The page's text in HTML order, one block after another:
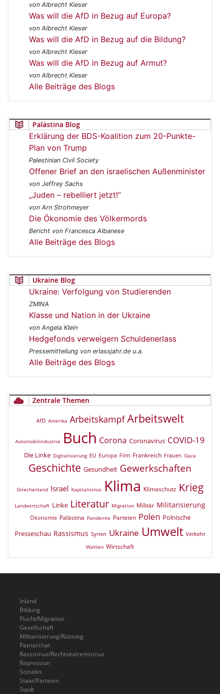
von Albrecht Kieser
Was will die AfD in Bezug auf Europa?
von Albrecht Kieser
Was will die AfD in Bezug auf die Bildung?
von Albrecht Kieser
Was will die AfD in Bezug auf Armut?
von Albrecht Kieser
Alle Beiträge des Blogs
Palästina Blog
Erklärung der BDS-Koalition zum 20-Punkte-
Plan von Trump
Palestinian Civil Society
Offener Brief an den israelischen Außenminister
von Jeffrey Sachs
„Juden – rebelliert jetzt!“
von Arn Strohmeyer
Die Ökonomie des Völkermords
Bericht von Francesca Albanese
Alle Beiträge des Blogs
Ukraine Blog
Ukraine: Verfolgung von Studierenden
ZMINA
Klasse und Nation in der Ukraine
von Angela Klein
Hedgefonds verweigern Schuldenerlass
Pressemitteilung von erlassjahr.de u.a.
Alle Beiträge des Blogs
Zentrale Themen
AfD Amerika Arbeitskampf Arbeitswelt
Automobilindustrie Buch Corona Coronavirus COVID-19
Die Linke Digitalisierung EU Europa Film Frankreich Frauen Gaza
Geschichte Gesundheit Gewerkschaften
Griechenland Israel Kapitalismus Klima Klimaschutz Krieg
Landwirtschaft Linke Literatur Migration Militär Militarisierung
Ökonomie Palästina Pandemie Parteien Polen Polnische
Presseschau Rassismus Syrien Ukraine Umwelt Verkehr
Wahlen Wirtschaft
Inland
Bildung
Flucht/Migration
Gesellschaft
Militarisierung/Rüstung
Patriarchat
Rassismus/Rechtsextremismus
Repression
Soziales
Staat/Parteien
Stadt